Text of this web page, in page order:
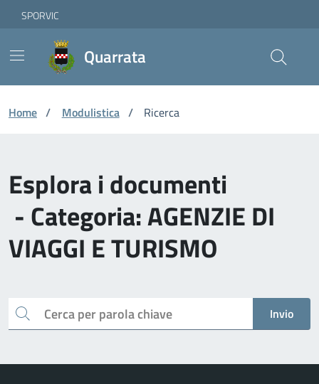
Skip to Main Content
Vai ai contenuti
Vai al footer
SPORVIC
Quarrata
Home / Modulistica / Ricerca
Esplora i documenti
- Categoria: AGENZIE DI
VIAGGI E TURISMO
Cerca Invio